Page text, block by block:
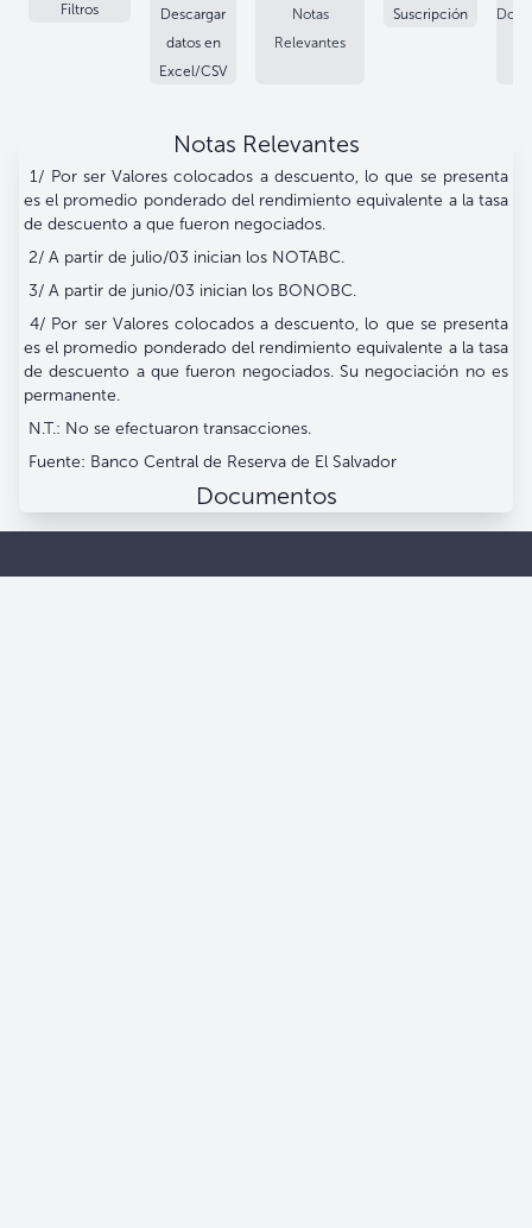
Filtros
Descargar
datos en
Excel/CSV
Notas
Relevantes
Suscripción
Notas Relevantes
1/ Por ser Valores colocados a descuento, lo que se presenta
es el promedio ponderado del rendimiento equivalente a la tasa
de descuento a que fueron negociados.
2/ A partir de julio/03 inician los NOTABC.
3/ A partir de junio/03 inician los BONOBC.
4/ Por ser Valores colocados a descuento, lo que se presenta
es el promedio ponderado del rendimiento equivalente a la tasa
de descuento a que fueron negociados. Su negociación no es
permanente.
N.T.: No se efectuaron transacciones.
Fuente: Banco Central de Reserva de El Salvador
Documentos